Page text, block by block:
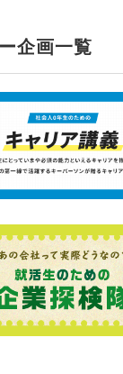
企画一覧